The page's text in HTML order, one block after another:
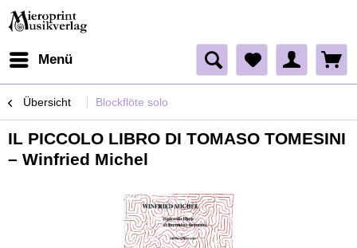
Menü
Übersicht Blockflöte solo
IL PICCOLO LIBRO DI TOMASO TOMESINI
– Winfried Michel